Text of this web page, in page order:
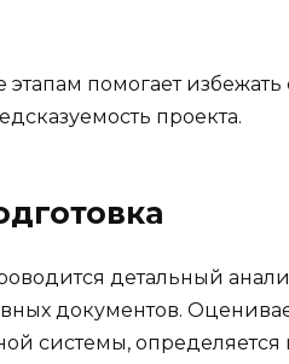
этапам помогает
проекта.
детальный
документов.
системы,